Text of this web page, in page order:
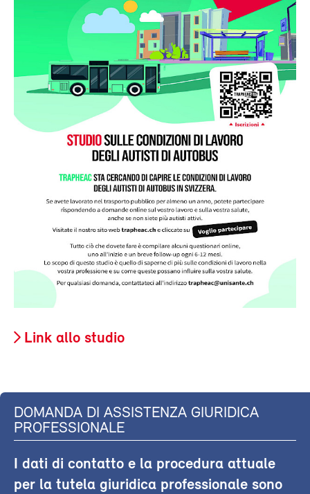
Link allo studio
DOMANDA DI ASSISTENZA GIURIDICA
PROFESSIONALE
I dati di contatto e la procedura attuale
per la tutela giuridica professionale sono